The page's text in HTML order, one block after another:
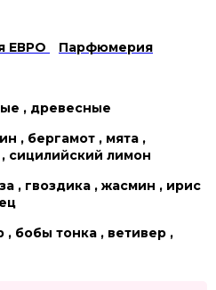
ЕВРО
Парфюмерия
, древесные
, бергамот , мята ,
сицилийский лимон
, гвоздика , жасмин , ирис
, бобы тонка , ветивер ,